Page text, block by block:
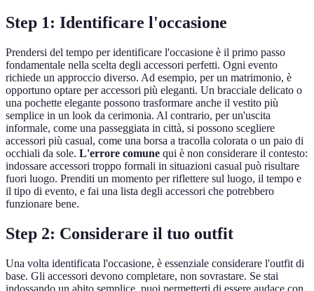
Step 1: Identificare l'occasione
Prendersi del tempo per identificare l'occasione è il primo passo
fondamentale nella scelta degli accessori perfetti. Ogni evento
richiede un approccio diverso. Ad esempio, per un matrimonio, è
opportuno optare per accessori più eleganti. Un bracciale delicato o
una pochette elegante possono trasformare anche il vestito più
semplice in un look da cerimonia. Al contrario, per un'uscita
informale, come una passeggiata in città, si possono scegliere
accessori più casual, come una borsa a tracolla colorata o un paio di
occhiali da sole. L'errore comune qui è non considerare il contesto:
indossare accessori troppo formali in situazioni casual può risultare
fuori luogo. Prenditi un momento per riflettere sul luogo, il tempo e
il tipo di evento, e fai una lista degli accessori che potrebbero
funzionare bene.
Step 2: Considerare il tuo outfit
Una volta identificata l'occasione, è essenziale considerare l'outfit di
base. Gli accessori devono completare, non sovrastare. Se stai
indossando un abito semplice, puoi permetterti di essere audace con